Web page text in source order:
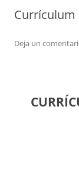
Currículum
Deja un